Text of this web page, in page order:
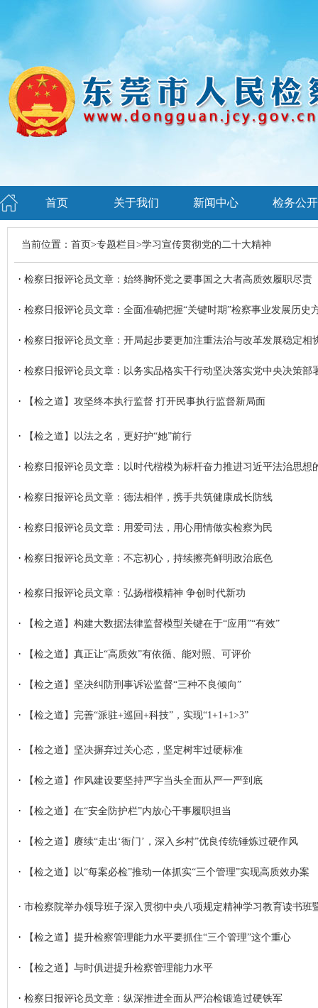
首页 关于我们 新闻中心 检务公开
当前位置： 首页>专题栏目 >学习宣传贯彻党的二十大精神
· 检察日报评论员文章：始终胸怀党之要事国之大者高质效履职尽责
· 检察日报评论员文章：全面准确把握“关键时期”检察事业发展历史
· 检察日报评论员文章：开局起步要更加注重法治与改革发展稳定相
· 检察日报评论员文章：以务实品格实干行动坚决落实党中央决策部
· 【检之道】攻坚终本执行监督 打开民事执行监督新局面
· 【检之道】以法之名，更好护“她”前行
· 检察日报评论员文章：以时代楷模为标杆奋力推进习近平法治思想
· 检察日报评论员文章：德法相伴，携手共筑健康成长防线
· 检察日报评论员文章：用爱司法，用心用情做实检察为民
· 检察日报评论员文章：不忘初心，持续擦亮鲜明政治底色
· 检察日报评论员文章：弘扬楷模精神 争创时代新功
· 【检之道】构建大数据法律监督模型关键在于“应用”“有效”
· 【检之道】真正让“高质效”有依循、能对照、可评价
· 【检之道】坚决纠防刑事诉讼监督“三种不良倾向”
· 【检之道】完善“派驻+巡回+科技”，实现“1+1+1>3”
· 【检之道】坚决摒弃过关心态，坚定树牢过硬标准
· 【检之道】作风建设要坚持严字当头全面从严一严到底
· 【检之道】在“安全防护栏”内放心干事履职担当
· 【检之道】赓续“走出‘衙门’，深入乡村”优良传统锤炼过硬作风
· 【检之道】以“每案必检”推动一体抓实“三个管理”实现高质效办案
· 市检察院举办领导班子深入贯彻中央八项规定精神学习教育读书班
· 【检之道】提升检察管理能力水平要抓住“三个管理”这个重心
· 【检之道】与时俱进提升检察管理能力水平
· 检察日报评论员文章：纵深推进全面从严治检锻造过硬铁军